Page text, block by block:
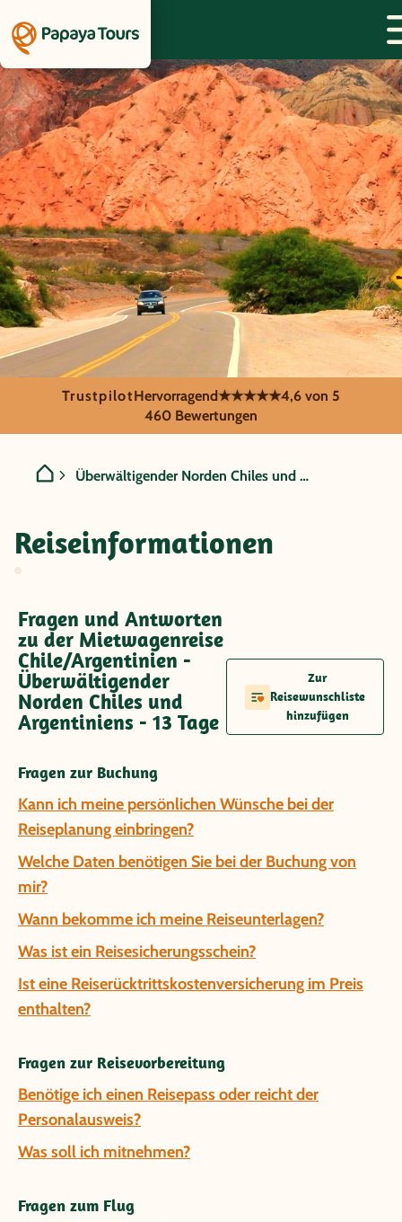
Chile/Argentinien -
TrustpilotHervorragend★★★★★4,6 von 5
460 Bewertungen
Überwältigender Norden Chiles und Argentiniens
Reiseinformationen
Fragen und Antworten
zu der Mietwagenreise
Chile/Argentinien -
Überwältigender
Norden Chiles und
Argentiniens - 13 Tage
Zur
Reisewunschliste
hinzufügen
Fragen zur Buchung
Kann ich meine persönlichen Wünsche bei der
Reiseplanung einbringen?
Welche Daten benötigen Sie bei der Buchung von
mir?
Wann bekomme ich meine Reiseunterlagen?
Was ist ein Reisesicherungsschein?
Ist eine Reiserücktrittskostenversicherung im Preis
enthalten?
Fragen zur Reisevorbereitung
Benötige ich einen Reisepass oder reicht der
Personalausweis?
Was soll ich mitnehmen?
Fragen zum Flug